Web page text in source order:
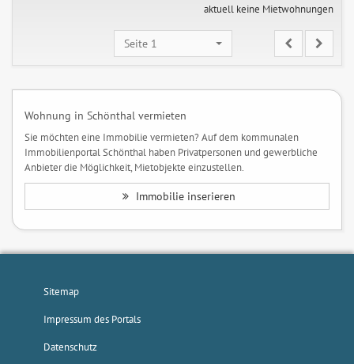
aktuell keine Mietwohnungen
Seite 1
Wohnung in Schönthal vermieten
Sie möchten eine Immobilie vermieten? Auf dem kommunalen
Immobilienportal Schönthal haben Privatpersonen und gewerbliche
Anbieter die Möglichkeit, Mietobjekte einzustellen.
Immobilie inserieren
Sitemap
Impressum des Portals
Datenschutz